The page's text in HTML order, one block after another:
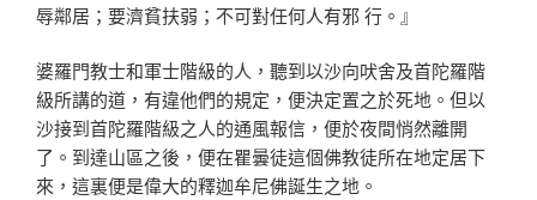
辱鄰居；要濟貧扶弱；不可對任何人有邪 行。』
婆羅門教士和軍士階級的人，聽到以沙向吠舍及首陀羅階
級所講的道，有違他們的規定，便決定置之於死地。但以
沙接到首陀羅階級之人的通風報信，便於夜間悄然離開
了。到達山區之後，便在瞿曇徒這個佛教徒所在地定居下
來，這裏便是偉大的釋迦牟尼佛誕生之地。